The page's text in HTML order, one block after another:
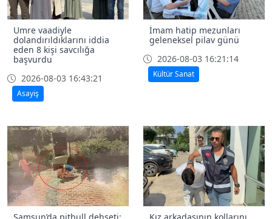
Umre vaadiyle
dolandırıldıklarını iddia
eden 8 kişi savcılığa
başvurdu
2026-08-03 16:43:21
Asayiş
İmam hatip mezunları
geleneksel pilav günü
2026-08-03 16:21:14
Kültür Sanat